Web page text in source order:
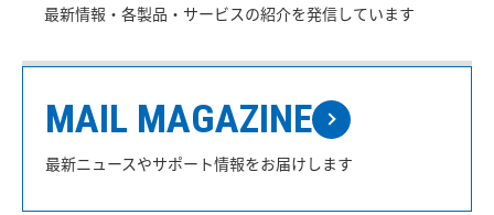
最新情報・各製品・サービスの紹介を発信しています
MAIL MAGAZINE
最新ニュースやサポート情報をお届けします